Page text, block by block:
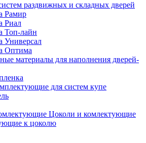
раздвижных и складных дверей
Рамир
Риал
Топ-лайн
Универсал
Оптима
материалы для наполнения дверей-
для систем купе
Цоколи и комлектующие
к цоколю